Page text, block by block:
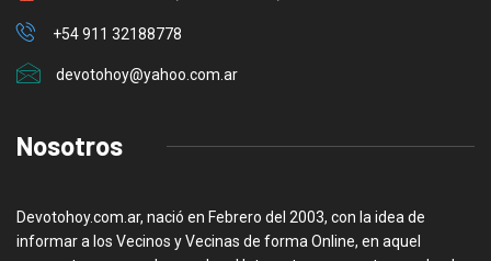
+54 911 32188778
devotohoy@yahoo.com.ar
Nosotros
Devotohoy.com.ar, nació en Febrero del 2003, con la idea de
informar a los Vecinos y Vecinas de forma Online, en aquel